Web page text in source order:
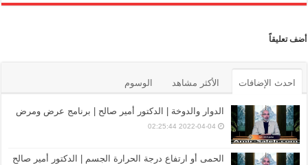
أضف تعليقاً
احدث الإضافات الأكثر مشاهد الوسوم
الدوار والدوخة | الدكتور أمير صالح | برنامج عرض ومرض
2022-04-04 02:25:44
الحمى أو ارتفاع درجة الحرارة الجسم | الدكتور أمير صالح